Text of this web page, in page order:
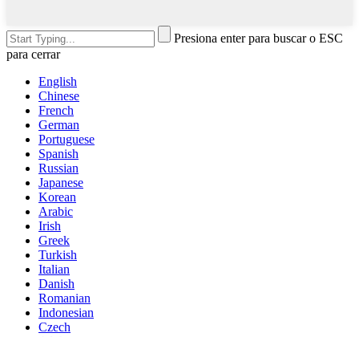
Presiona enter para buscar o ESC
para cerrar
English
Chinese
French
German
Portuguese
Spanish
Russian
Japanese
Korean
Arabic
Irish
Greek
Turkish
Italian
Danish
Romanian
Indonesian
Czech